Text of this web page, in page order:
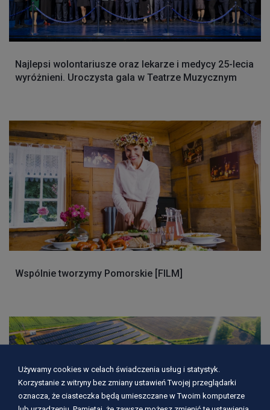
Najlepsi wolontariusze oraz lekarze i medycy 25-lecia
wyróżnieni. Uroczysta gala w Teatrze Muzycznym
Wspólnie tworzymy Pomorskie [FILM]
Używamy cookies w celach świadczenia usług i statystyk.
Korzystanie z witryny bez zmiany ustawień Twojej przeglądarki
oznacza, że ciasteczka będą umieszczane w Twoim komputerze